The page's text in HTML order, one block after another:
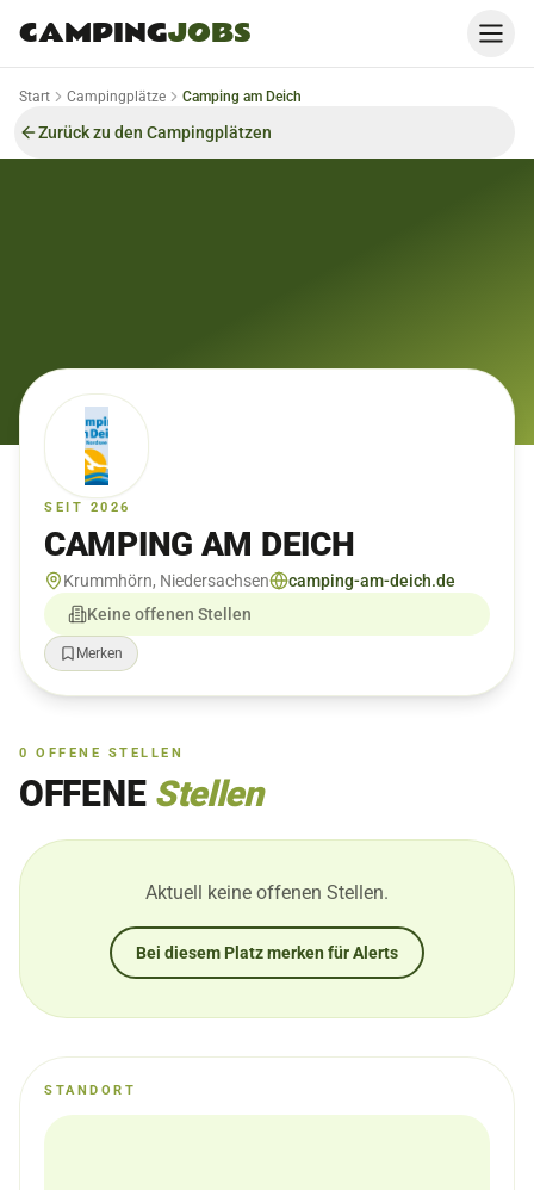
CAMPINGJOBS
Start Campingplätze Camping am Deich
Zurück zu den Campingplätzen
SEIT 2026
CAMPING AM DEICH
Krummhörn, Niedersachsen
camping-am-deich.de
Keine offenen Stellen
Merken
0 OFFENE STELLEN
OFFENE Stellen
Aktuell keine offenen Stellen.
Bei diesem Platz merken für Alerts
STANDORT